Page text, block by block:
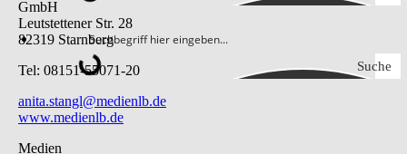
Suche
GmbH
Leutstettener Str. 28
82319 Starnberg
Tel: 08151-55071-20
anita.stangl@medienlb.de
www.medienlb.de
Medien